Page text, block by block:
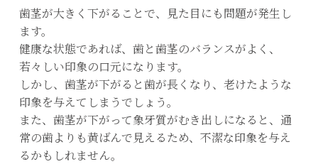
歯茎が大きく下がることで、見た目にも問題が発生し
ます。
健康な状態であれば、歯と歯茎のバランスがよく、
若々しい印象の口元になります。
しかし、歯茎が下がると歯が長くなり、老けたような
印象を与えてしまうでしょう。
また、歯茎が下がって象牙質がむき出しになると、通
常の歯よりも黄ばんで見えるため、不潔な印象を与え
るかもしれません。